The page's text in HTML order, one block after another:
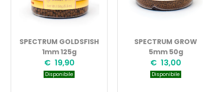
SPECTRUM GOLDSFISH
1mm 125g
€ 19,90
Disponibile
SPECTRUM GROW
5mm 50g
€ 13,00
Disponibile